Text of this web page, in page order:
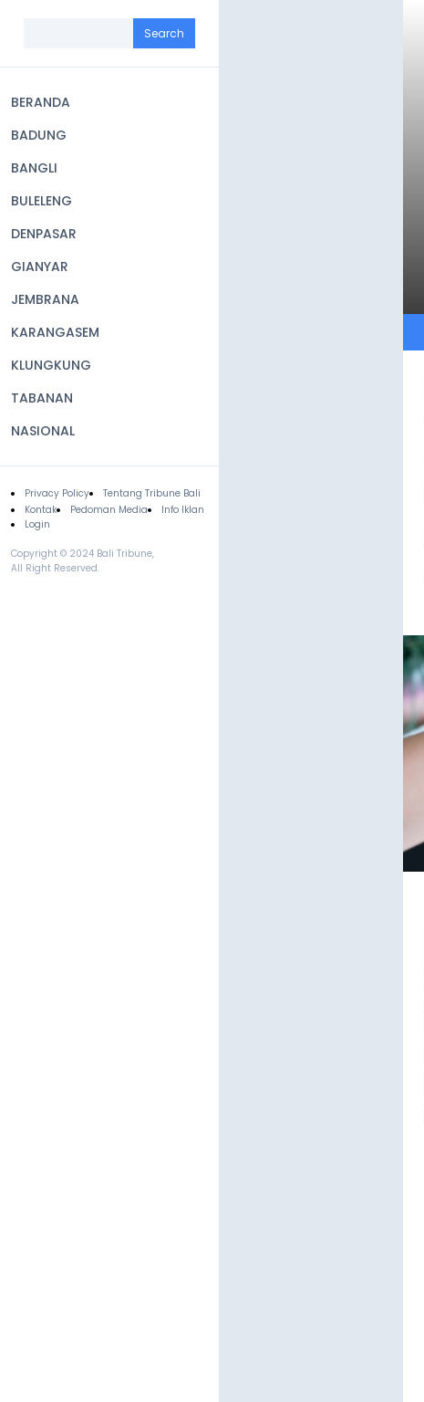
navigation
BERANDA
BADUNG
BANGLI
BULELENG
DENPASAR
GIANYAR
JEMBRANA
KARANGASEM
KLUNGKUNG
TABANAN
NASIONAL
Footer
Privacy Policy
Tentang Tribune Bali
Kontak
Pedoman Media
Info Iklan
Login
Copyright © 2024 Bali Tribune,
All Right Reserved.